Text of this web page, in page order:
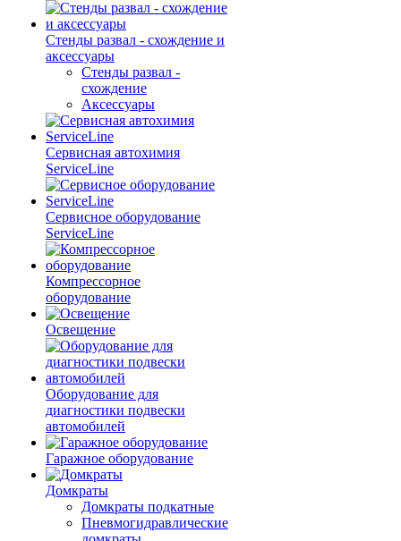
Стенды развал - схождение и
аксессуары
Стенды развал -
схождение
Аксессуары
Сервисная автохимия
ServiceLine
Сервисное оборудование
ServiceLine
Компрессорное
оборудование
Освещение
Оборудование для
диагностики подвески
автомобилей
Гаражное оборудование
Домкраты
Домкраты подкатные
Пневмогидравлические